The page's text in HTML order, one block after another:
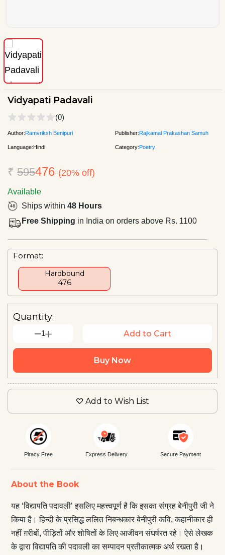
Vidyapati Padavali
(0)
Author:Ramvriksh Benipuri Publisher:Rajkamal Prakashan Samuh
Language:Hindi Category:Poetry
₹ 595476 (20% off)
Available
Ships within 48 Hours
Free Shipping in India on orders above Rs. 1100
Format:
Hardbound
₹476
Quantity:
1 Add to Cart
Buy Now
Add to Wish List
Piracy Free Express Delivery Secure Payment
About the Book
यह ‘विद्यापति पदावली’ इसलिए महत्त्वपूर्ण है कि इसका संग्रह बेनीपुरी जी ने
किया है। हिन्दी के प्रसिद्ध ललित निबन्धकार बेनीपुरी कवि, कहानीकार ही
नहीं ग़रीबों, पीड़ितों और शोषितों के लिए आजीवन संघर्षरत रहे। ऐसे लेखक
के द्वारा विद्यापति की पदावली का सम्पादन प्रतीकात्मक अर्थ रखता है।